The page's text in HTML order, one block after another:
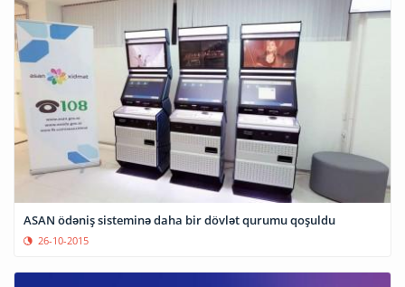
ASAN ödəniş sisteminə daha bir dövlət qurumu qoşuldu
26-10-2015